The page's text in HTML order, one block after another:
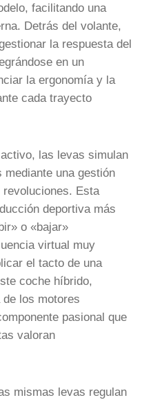
facilitando una
Detrás del volante,
la respuesta del
en un
la ergonomía y la
cada trayecto
las levas simulan
una gestión
Esta
deportiva más
o «bajar»
virtual muy
el tacto de una
coche híbrido,
los motores
pasional que
valoran
mismas levas regulan